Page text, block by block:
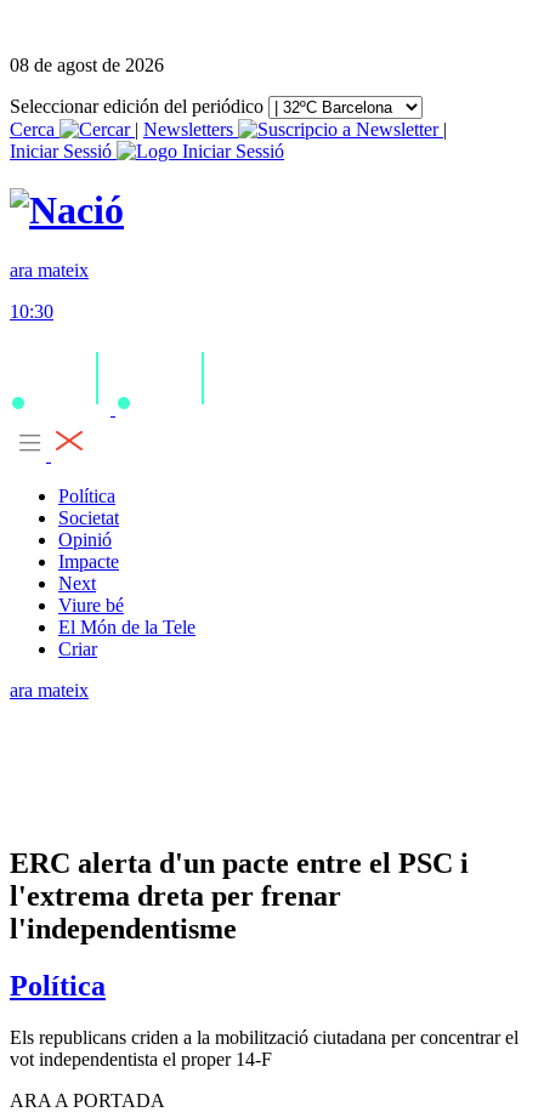
08 de agost de 2026
Seleccionar edición del periódico
Cerca
| Newsletters
|
Iniciar Sessió
ara mateix
10:30
Política
Societat
Opinió
Impacte
Next
Viure bé
El Món de la Tele
Criar
ara mateix
ERC alerta d'un pacte entre el PSC i
l'extrema dreta per frenar
l'independentisme
Política
Els republicans criden a la mobilització ciutadana per concentrar el
vot independentista el proper 14-F
ARA A PORTADA